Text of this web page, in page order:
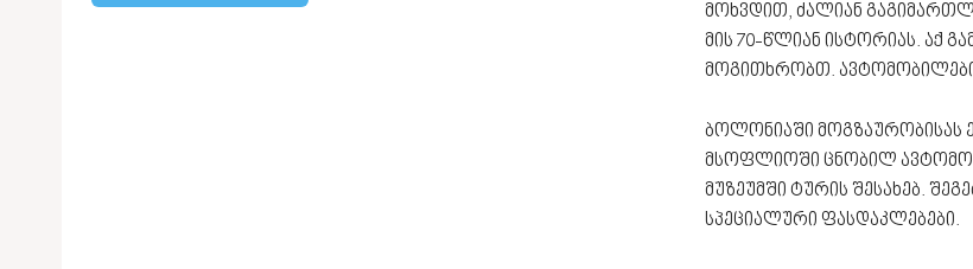
მოხვდით, ძალიან
მის 70-წლიან ისტორიას. აქ
მოგითხრობთ.
ბოლონიაში მოგზაურობისას
მსოფლიოში ცნობილ
მუზეუმში ტურის შესახებ.
სპეციალური ფასდაკლებები.